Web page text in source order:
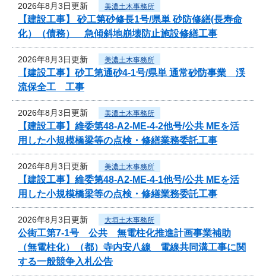
2026年8月3日更新 美濃土木事務所
【建設工事】 砂工第砂修長1号/県単 砂防修繕(長寿命
化）（債務） 急傾斜地崩壊防止施設修繕工事
2026年8月3日更新 美濃土木事務所
【建設工事】砂工第通砂4-1号/県単 通常砂防事業 渓
流保全工 工事
2026年8月3日更新 美濃土木事務所
【建設工事】維委第48-A2-ME-4-2他号/公共 MEを活
用した小規模橋梁等の点検・修繕業務委託工事
2026年8月3日更新 美濃土木事務所
【建設工事】維委第48-A2-ME-4-1他号/公共 MEを活
用した小規模橋梁等の点検・修繕業務委託工事
2026年8月3日更新 大垣土木事務所
公街工第7-1号 公共 無電柱化推進計画事業補助
（無電柱化）（都）寺内安八線 電線共同溝工事に関
する一般競争入札公告